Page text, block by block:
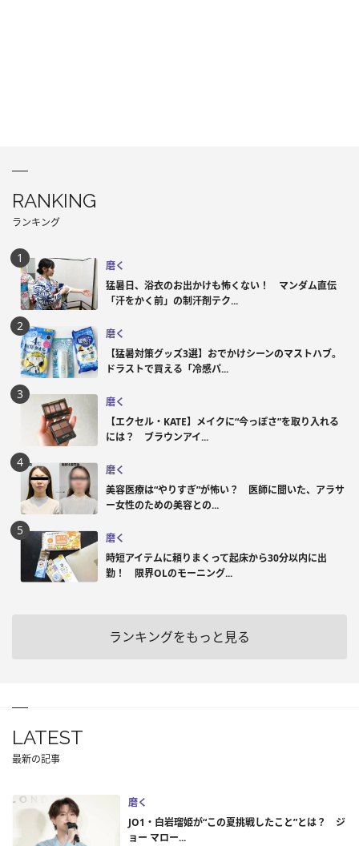
RANKING
ランキング
磨く
猛暑日、浴衣のお出かけも怖くない！ マンダム直伝
「汗をかく前」の制汗剤テク...
磨く
【猛暑対策グッズ3選】おでかけシーンのマストハブ。
ドラストで買える「冷感パ...
磨く
【エクセル・KATE】メイクに“今っぽさ”を取り入れる
には？ ブラウンアイ...
磨く
美容医療は“やりすぎ”が怖い？ 医師に聞いた、アラサ
ー女性のための美容との...
磨く
時短アイテムに頼りまくって起床から30分以内に出
勤！ 限界OLのモーニング...
ランキングをもっと見る
LATEST
最新の記事
磨く
JO1・白岩瑠姫が“この夏挑戦したこと”とは？ ジ
ョー マロー...